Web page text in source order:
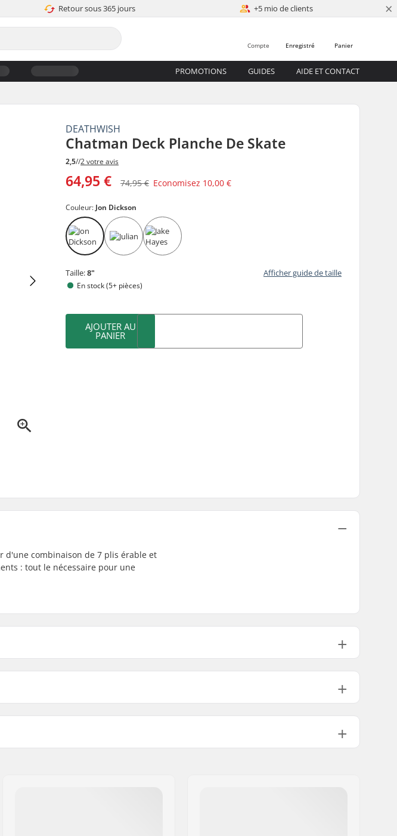
Retour sous 365 jours +5 mio de clients ×
Panier
Enregistré
Compte
PROMOTIONS GUIDES AIDE ET CONTACT
DEATHWISH
Chatman Deck Planche De Skate
2,5//2 votre avis
64,95 € 74,95 € Economisez 10,00 €
Couleur: Jon Dickson
Taille:8" Afficher guide de taille
En stock (5+ pièces)
AJOUTER AU
PANIER
d'une combinaison de 7 plis érable et
: tout le nécessaire pour une
8.125" 8.125" (20.6cm) 31.625" (80.3cm)
14" (35.6cm)
Concave:
Medium
Griptape:
Pas inclus